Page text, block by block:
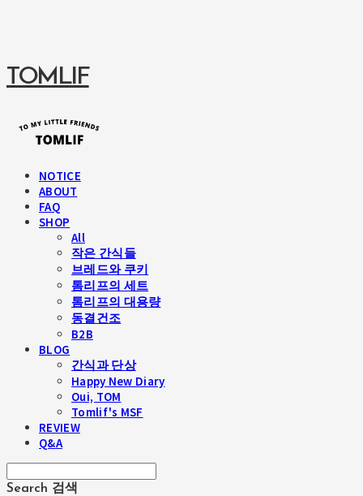
TOMLIF
NOTICE
ABOUT
FAQ
SHOP
All
작은 간식들
브레드와 쿠키
톰리프의 세트
톰리프의 대용량
동결건조
B2B
BLOG
간식과 단상
Happy New Diary
Oui, TOM
Tomlif's MSF
REVIEW
Q&A
Search 검색